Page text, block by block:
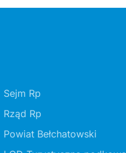
Sejm Rp
Rząd Rp
Powiat Bełchatowski